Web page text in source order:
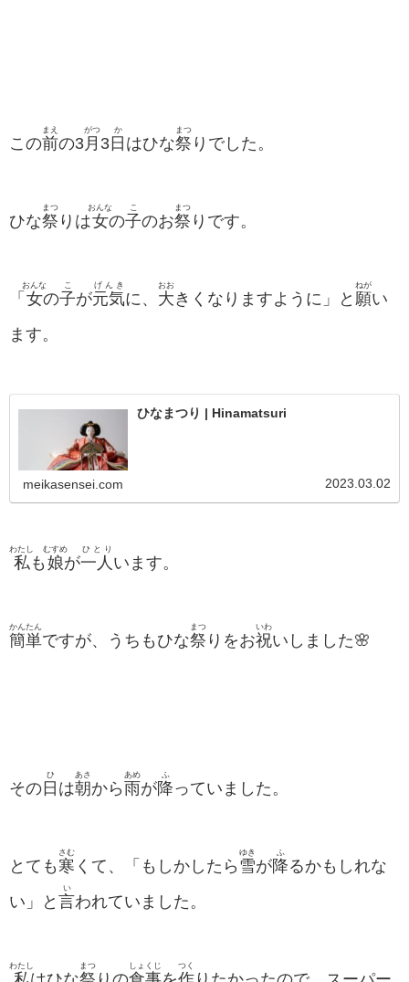
この前
まえ
の3 月
がつ
3日
か
はひな祭
まつ
りでした。
ひな祭
まつ
りは女
おんな
の子
こ
のお祭
まつ
りです。
「 女
おんな
の子
こ
が元気
げんき
に、 大
おお
きくなりますように」と 願
ねが
い
ます。
ひなまつり | Hinamatsuri
meikasensei.com 2023.03.02
私
わたし
も 娘
むすめ
が一人
ひとり
います。
簡単
かんたん
ですが、うちもひな祭
まつ
りをお祝
いわ
いしました🌸
その 日
ひ
は朝
あさ
から 雨
あめ
が降
ふ
っていました。
とても寒
さむ
くて、「もしかしたら 雪
ゆき
が降
ふ
るかもしれな
い」と 言
い
われていました。
わたし まつ しょくじ つく